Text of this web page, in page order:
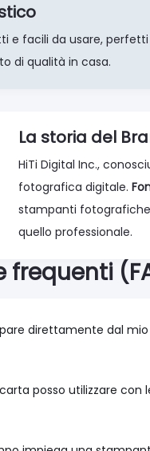
e facili da usare,
di qualità in casa.
La storia del
HiTi Digital Inc.,
fotografica digitale.
stampanti
quello professionale.
frequenti
direttamente dal
posso utilizzare con